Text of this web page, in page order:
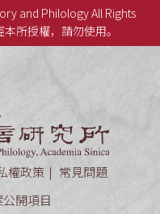
and Philology All Rights
所授權，請勿使用。
權政策
常見問題
開項目